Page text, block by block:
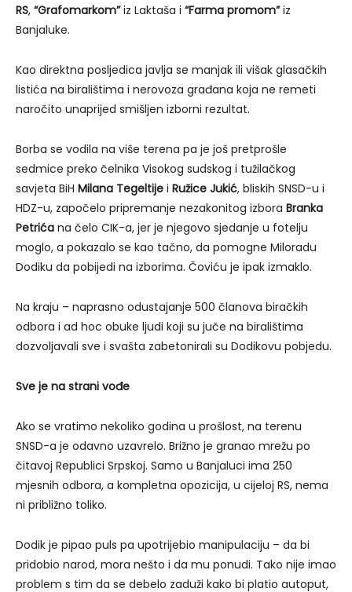
RS, “Grafomarkom”iz Laktaša i “Farma promom”iz
Banjaluke.
Kao direktna posljedica javlja se manjak ili višak glasačkih
listića na biralištima i nerovoza građana koja ne remeti
naročito unaprijed smišljen izborni rezultat.
Borba se vodila na više terena pa je još pretprošle
sedmice preko čelnika Visokog sudskog i tužilačkog
savjeta BiH Milana Tegeltije i Ružice Jukić, bliskih SNSD-u i
HDZ-u, započelo pripremanje nezakonitog izbora Branka
Petrića na čelo CIK-a, jer je njegovo sjedanje u fotelju
moglo, a pokazalo se kao tačno, da pomogne Miloradu
Dodiku da pobijedi na izborima. Čoviću je ipak izmaklo.
Na kraju – naprasno odustajanje 500 članova biračkih
odbora i ad hoc obuke ljudi koji su juče na biralištima
dozvoljavali sve i svašta zabetonirali su Dodikovu pobjedu.
Sve je na strani vođe
Ako se vratimo nekoliko godina u prošlost, na terenu
SNSD-a je odavno uzavrelo. Brižno je granao mrežu po
čitavoj Republici Srpskoj. Samo u Banjaluci ima 250
mjesnih odbora, a kompletna opozicija, u cijeloj RS, nema
ni približno toliko.
Dodik je pipao puls pa upotrijebio manipulaciju – da bi
pridobio narod, mora nešto i da mu ponudi. Tako nije imao
problem s tim da se debelo zaduži kako bi platio autoput,